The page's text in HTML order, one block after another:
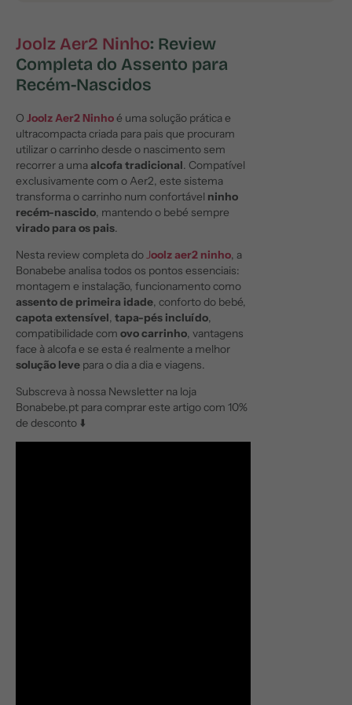
Joolz Aer2 Ninho: Review
Completa do Assento para
Recém-Nascidos
O Joolz Aer2 Ninhoé uma solução prática e
ultracompacta criada para pais que procuram
utilizar o carrinho desde o nascimento sem
recorrer a umaalcofa tradicional. Compatível
exclusivamente com o Aer2, este sistema
transforma o carrinho num confortável ninho
recém-nascido, mantendo o bebé sempre
virado para os pais.
Nesta review completa do Joolz aer2 ninho, a
Bonabebe analisa todos os pontos essenciais:
montagem e instalação, funcionamento como
assento de primeira idade, conforto do bebé,
capota extensível, tapa-pés incluído,
compatibilidade com ovo carrinho, vantagens
face à alcofa e se esta é realmente a melhor
solução leve para o dia a dia e viagens.
Subscreva à nossa Newsletter na loja
Bonabebe.pt para comprar este artigo com 10%
de desconto ⬇️